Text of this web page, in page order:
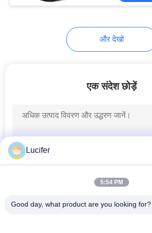
बायोडिग्रेडेबल
बायोडिग्रेडेबल
और देखो
एक संदेश छोड़ें
Lucifer
5:54 PM
Good day, what product are you looking for?